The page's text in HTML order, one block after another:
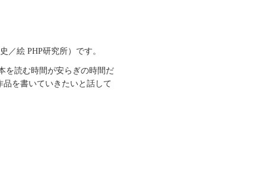
／絵 PHP研究所）です。
を読む時間が安らぎの時間だ
を書いていきたいと話して